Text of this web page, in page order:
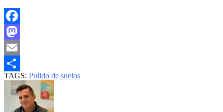
Facebook
Mastodon
Email
Compartir
TAGS: Pulido de suelos